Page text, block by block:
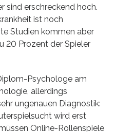
sind erschreckend hoch.
ist noch
Studien kommen aber
20 Prozent der Spieler
Psychologe am
allerdings
ungenauen Diagnostik:
wird erst
Online-Rollenspiele